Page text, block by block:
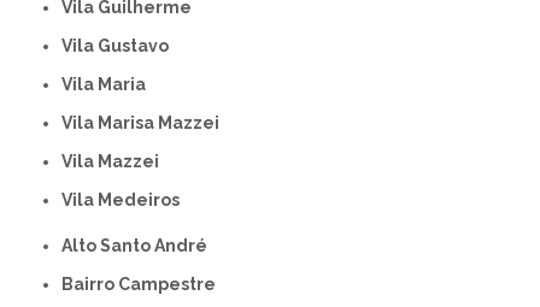
Vila Guilherme
Vila Gustavo
Vila Maria
Vila Marisa Mazzei
Vila Mazzei
Vila Medeiros
Alto Santo André
Bairro Campestre